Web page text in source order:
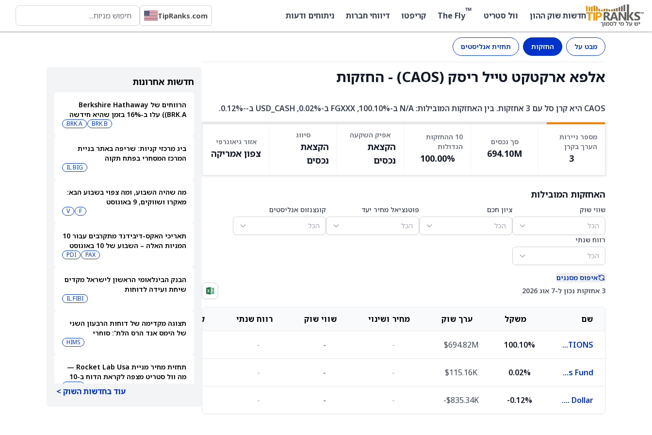
חדשות שוק ההון וול סטריט ™
The Fly קריפטו דיווחי חברות ניתוחים ודעות TipRanks.com
מבט על החזקות תחזית אנליסטים
אלפא ארקטקט טייל ריסק (CAOS) - החזקות
CAOS היא קרן סל עם 3 אחזקות. בין האחזקות המובילות: N/A ב-100.10%, FGXXX ב-0.02%, USD_CASH ב--0.12%.
מספר ניירות
הערך בקרן
3
סך נכסים
694.10M
10 ההחזקות
הגדולות
100.00%
אפיק השקעה
הקצאת
נכסים
סיווג
הקצאת
נכסים
אזור גיאוגרפי
צפון אמריקה
האחזקות המובילות
שווי שוק
הכל
ציון חכם
הכל
פוטנציאל מחיר יעד
הכל
קונצנזוס אנליסטים
הכל
רווח שנתי
הכל
איפוס מסננים
3 אחזקות נכון ל-7 אוג 2026
שם משקל ערך שוק מחיר ושינוי שווי שוק רווח שנתי קונצנזוס אנליסטים
OPTIONS
100.10%
$694.82M
-
-
-
-
First American Funds Inc X Government Obligations Fund
0.02%
$115.16K
-
-
-
-
U.S. Dollar
-0.12%
-$835.34K
-
-
-
חדשות אחרונות
הרווחים של Berkshire Hathaway
(BRK.A) עלו ב-16% בזמן שהיא חידשה
רכישות עצמיות בהיקף של 4.5 מיליארדBRK.B
BRK.A
ביג מרכזי קניות: שריפה באתר בניית
המרכז המסחרי בפתח תקוה
IL:BIG
מה שהיה השבוע, ומה צפוי בשבוע הבא:
מאקרו ושווקים, 9 באוגוסט
F
V
תאריכי האקס-דיבידנד מתקרבים עבור 10
המניות האלה – השבוע של 10 באוגוסט
PAX
PDI
הבנק הבינלאומי הראשון לישראל מקדים
שיחת ועידה לדוחות
IL:FIBI
תצוגה מקדימה של דוחות הרבעון השני
של הימס אנד הרס הלת': סוחרי
האופציות נערכים לתנועה של 14.5%HIMS
תחזית מחיר מניית Rocket Lab Usa —
מה וול סטריט מצפה לקראת הדוח ב-10
עוד בחדשות השוק >